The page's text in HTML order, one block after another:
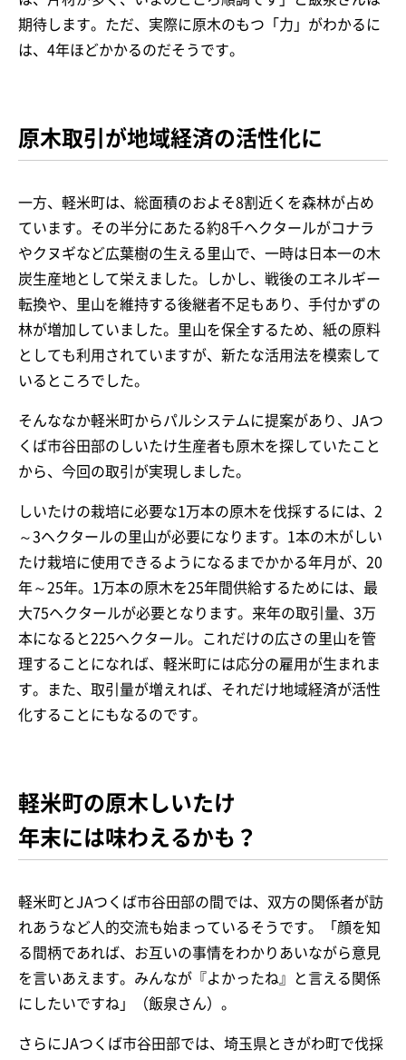
期待します。ただ、実際に原木のもつ「力」がわかるに
は、4年ほどかかるのだそうです。
原木取引が地域経済の活性化に
一方、軽米町は、総面積のおよそ8割近くを森林が占め
ています。その半分にあたる約8千ヘクタールがコナラ
やクヌギなど広葉樹の生える里山で、一時は日本一の木
炭生産地として栄えました。しかし、戦後のエネルギー
転換や、里山を維持する後継者不足もあり、手付かずの
林が増加していました。里山を保全するため、紙の原料
としても利用されていますが、新たな活用法を模索して
いるところでした。
そんななか軽米町からパルシステムに提案があり、JAつ
くば市谷田部のしいたけ生産者も原木を探していたこと
から、今回の取引が実現しました。
しいたけの栽培に必要な1万本の原木を伐採するには、2
～3ヘクタールの里山が必要になります。1本の木がしい
たけ栽培に使用できるようになるまでかかる年月が、20
年～25年。1万本の原木を25年間供給するためには、最
大75ヘクタールが必要となります。来年の取引量、3万
本になると225ヘクタール。これだけの広さの里山を管
理することになれば、軽米町には応分の雇用が生まれま
す。また、取引量が増えれば、それだけ地域経済が活性
化することにもなるのです。
軽米町の原木しいたけ
年末には味わえるかも？
軽米町とJAつくば市谷田部の間では、双方の関係者が訪
れあうなど人的交流も始まっているそうです。「顔を知
る間柄であれば、お互いの事情をわかりあいながら意見
を言いあえます。みんなが『よかったね』と言える関係
にしたいですね」（飯泉さん）。
さらにJAつくば市谷田部では、埼玉県ときがわ町で伐採